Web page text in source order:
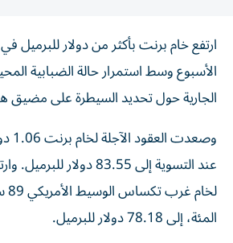
ارتفع خام برنت بأكثر من دولار للبرميل
الأسبوع وسط استمرار حالة الضبابية
الجارية حول تحديد السيطرة على مضيق
عند التسوية إلى 83.55
المئة، إلى 78.18 دولار للبرميل.